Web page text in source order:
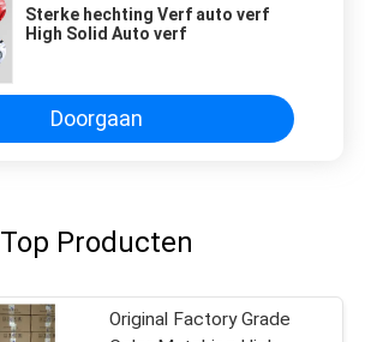
Sterke hechting Verf auto verf
High Solid Auto verf
Doorgaan
Top Producten
Original Factory Grade